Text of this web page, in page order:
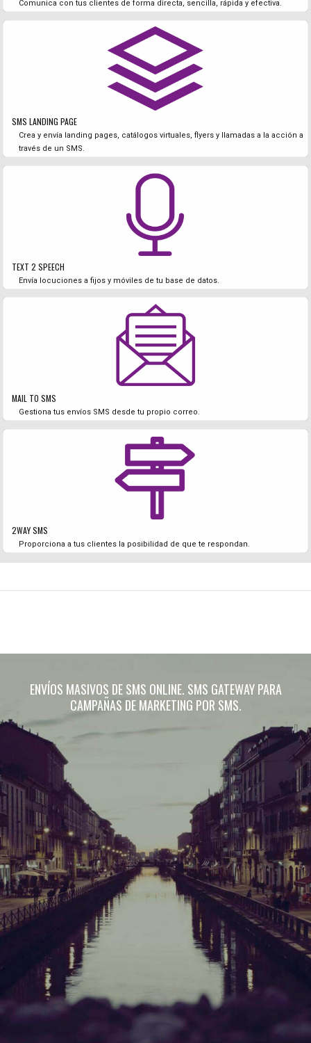
Comunica con tus clientes de forma directa, sencilla, rápida y efectiva.
SMS LANDING PAGE
Crea y envía landing pages, catálogos virtuales, flyers y llamadas a la acción a
través de un SMS.
TEXT 2 SPEECH
Envía locuciones a fijos y móviles de tu base de datos.
MAIL TO SMS
Gestiona tus envíos SMS desde tu propio correo.
2WAY SMS
Proporciona a tus clientes la posibilidad de que te respondan.
ENVÍOS MASIVOS DE SMS ONLINE. SMS GATEWAY PARA
CAMPAÑAS DE MARKETING POR SMS.